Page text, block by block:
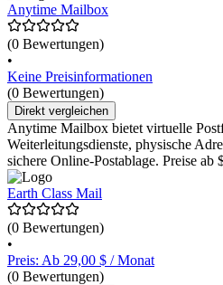
Anytime Mailbox
(0 Bewertungen)
•
Keine Preisinformationen
(0 Bewertungen)
Direkt vergleichen
Anytime Mailbox bietet virtuelle
Weiterleitungsdienste, physische
sichere Online-Postablage. Preise ab
Earth Class Mail
(0 Bewertungen)
•
Preis: Ab 29,00 $ / Monat
(0 Bewertungen)